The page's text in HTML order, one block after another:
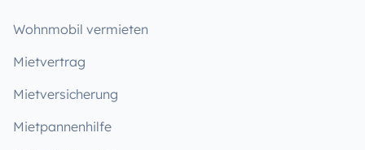
Wohnmobil vermieten
Mietvertrag
Mietversicherung
Mietpannenhilfe